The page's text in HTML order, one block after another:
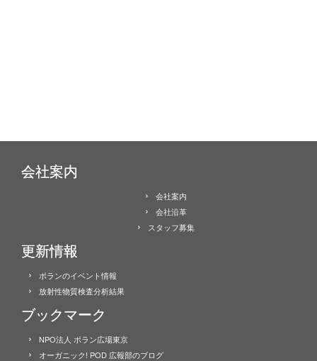
会社案内
会社案内
会社沿革
スタッフ募集
更新情報
ポランのイベント情報
放射性物質検査分析結果
ブックマーク
NPO法人 ポラン広場東京
オーガニック! POD 広報部のブログ